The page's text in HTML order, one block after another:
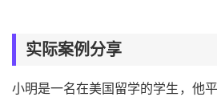
实际案例分享
小明是一名在美国留学的学生，他